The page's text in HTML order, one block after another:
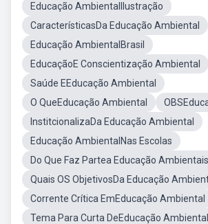
Educação AmbientalIlustração
CaracterísticasDa Educação Ambiental
Educação AmbientalBrasil
EducaçãoE Conscientização Ambiental
Saúde EEducação Ambiental
O QueEducação Ambiental
InstitcionalizaDa Educação Ambiental
Educação AmbientalNas Escolas
Do Que Faz Partea Educação
Quais OS ObjetivosDa Educação
Corrente Crítica EmEducação Ambiental
Tema Para Curta DeEducação Ambiental